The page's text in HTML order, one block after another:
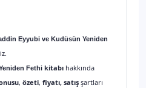
Eyyubi ve Kudüsün Yeniden
Fethi kitabı hakkında
, özeti, fiyatı, satış şartları